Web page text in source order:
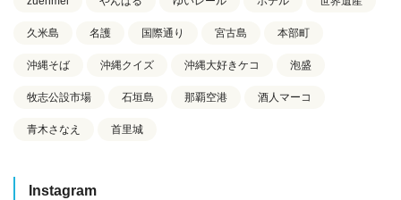
久米島 名護 国際通り 宮古島 本部町
沖縄そば 沖縄クイズ 沖縄大好きケコ 泡盛
牧志公設市場 石垣島 那覇空港 酒人マーコ
青木さなえ 首里城
Instagram